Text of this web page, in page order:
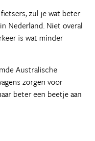
zul je wat beter
Nederland. Niet overal
is wat minder
Australische
zorgen voor
beter een beetje aan